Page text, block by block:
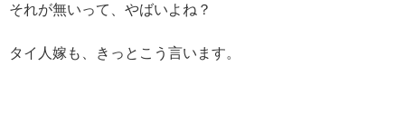
それが無いって、やばいよね？
タイ人嫁も、きっとこう言います。